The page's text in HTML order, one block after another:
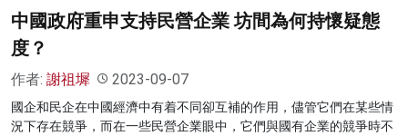
中國政府重申支持民營企業 坊間為何持懷疑態
度？
作者: 謝祖墀 2023-09-07
國企和民企在中國經濟中有着不同卻互補的作用，儘管它們在某些情
況下存在競爭，而在一些民營企業眼中，它們與國有企業的競爭時不